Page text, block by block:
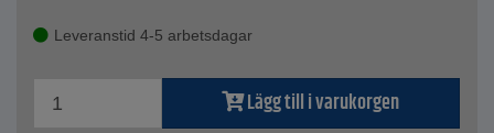
Leveranstid 4-5 arbetsdagar
Lägg till i varukorgen